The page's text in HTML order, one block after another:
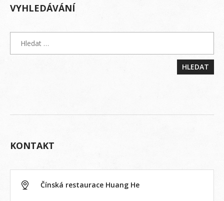
VYHLEDÁVÁNÍ
KONTAKT
Čínská restaurace Huang He